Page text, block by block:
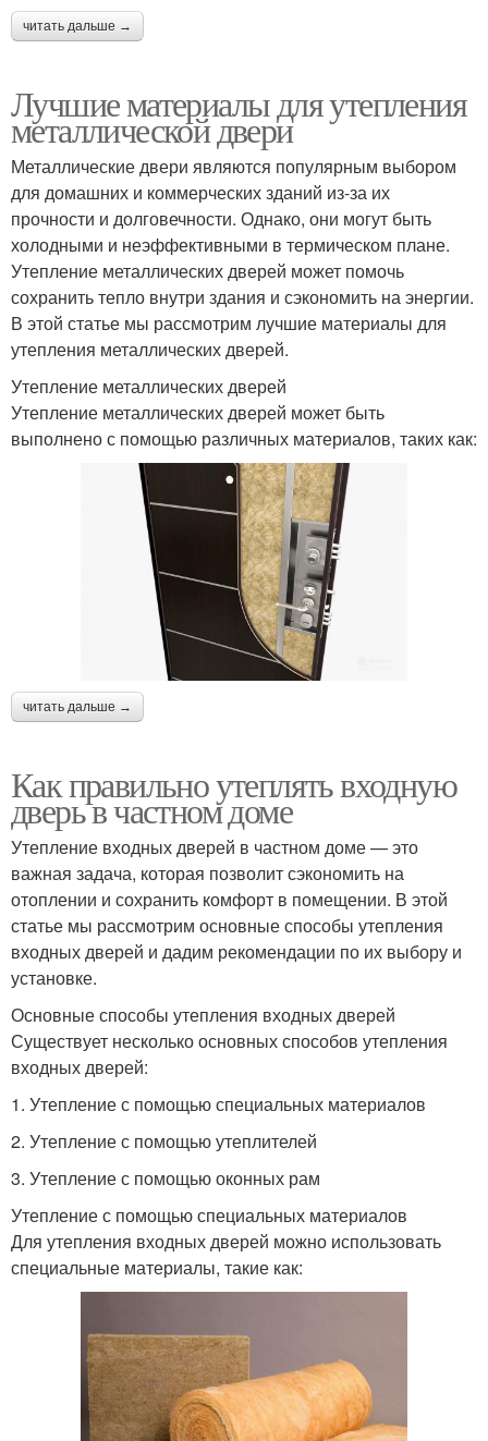
читать дальше →
Лучшие материалы для утепления
металлической двери
Металлические двери являются популярным выбором
для домашних и коммерческих зданий из-за их
прочности и долговечности. Однако, они могут быть
холодными и неэффективными в термическом плане.
Утепление металлических дверей может помочь
сохранить тепло внутри здания и сэкономить на энергии.
В этой статье мы рассмотрим лучшие материалы для
утепления металлических дверей.
Утепление металлических дверей
Утепление металлических дверей может быть
выполнено с помощью различных материалов, таких как:
читать дальше →
Как правильно утеплять входную
дверь в частном доме
Утепление входных дверей в частном доме — это
важная задача, которая позволит сэкономить на
отоплении и сохранить комфорт в помещении. В этой
статье мы рассмотрим основные способы утепления
входных дверей и дадим рекомендации по их выбору и
установке.
Основные способы утепления входных дверей
Существует несколько основных способов утепления
входных дверей:
1. Утепление с помощью специальных материалов
2. Утепление с помощью утеплителей
3. Утепление с помощью оконных рам
Утепление с помощью специальных материалов
Для утепления входных дверей можно использовать
специальные материалы, такие как: